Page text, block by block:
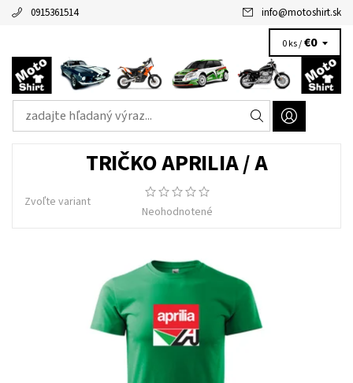
0915361514 info@motoshirt.sk
0 ks /€0
TRIČKO APRILIA / A
Zvoľte variant
Neohodnotené